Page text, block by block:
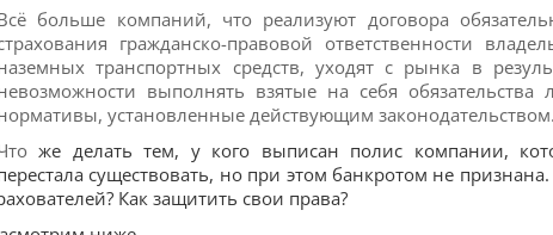
больше компаний, что реализуют договора
гражданско-правовой ответственности
транспортных средств, уходят с рынка в
выполнять взятые на себя обязательства
установленные действующим
же делать тем, у кого выписан полис компании,
существовать, но при этом банкротом не
Как защитить свои права?